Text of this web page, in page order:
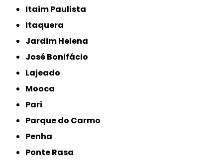
Itaim Paulista
Itaquera
Jardim Helena
José Bonifácio
Lajeado
Mooca
Pari
Parque do Carmo
Penha
Ponte Rasa